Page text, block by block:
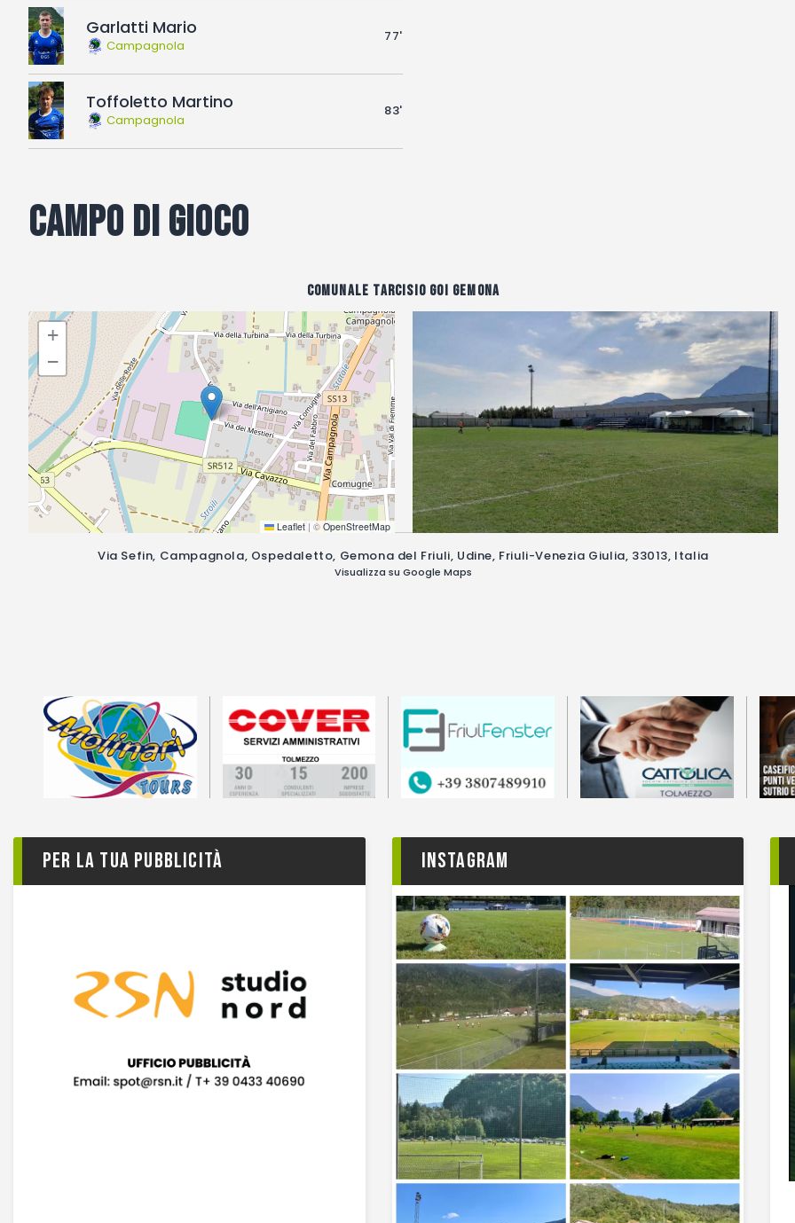
Garlatti Mario
Campagnola
77'
Toffoletto Martino
Campagnola
83'
Campo di gioco
Comunale Tarcisio Goi Gemona
+
−
Leaflet | © OpenStreetMap
Via Sefin, Campagnola, Ospedaletto, Gemona del Friuli, Udine, Friuli-Venezia Giulia, 33013, Italia
Visualizza su Google Maps
Per la tua pubblicità Instagram